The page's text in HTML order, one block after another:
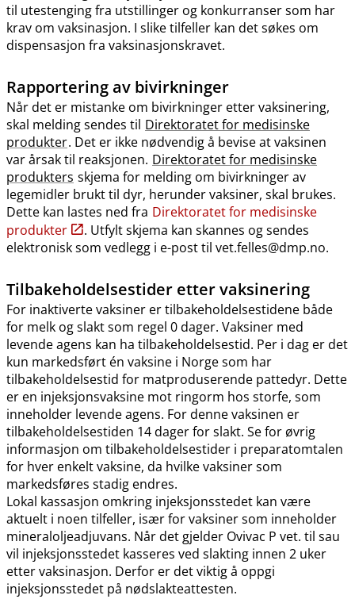
til utestenging fra utstillinger og konkurranser som har
krav om vaksinasjon. I slike tilfeller kan det søkes om
dispensasjon fra vaksinasjonskravet.
Rapportering av bivirkninger
Når det er mistanke om bivirkninger etter vaksinering,
skal melding sendes til Direktoratet for medisinske
produkter. Det er ikke nødvendig å bevise at vaksinen
var årsak til reaksjonen. Direktoratet for medisinske
produkters skjema for melding om bivirkninger av
legemidler brukt til dyr, herunder vaksiner, skal brukes.
Dette kan lastes ned fra Direktoratet for medisinske
produkter
. Utfylt skjema kan skannes og sendes
elektronisk som vedlegg i e-post til vet.felles@dmp.no.
Tilbakeholdelsestider etter vaksinering
For inaktiverte vaksiner er tilbakeholdelsestidene både
for melk og slakt som regel 0 dager. Vaksiner med
levende agens kan ha tilbakeholdelsestid. Per i dag er det
kun markedsført én vaksine i Norge som har
tilbakeholdelsestid for matproduserende pattedyr. Dette
er en injeksjonsvaksine mot ringorm hos storfe, som
inneholder levende agens. For denne vaksinen er
tilbakeholdelsestiden 14 dager for slakt. Se for øvrig
informasjon om tilbakeholdelsestider i preparatomtalen
for hver enkelt vaksine, da hvilke vaksiner som
markedsføres stadig endres.
Lokal kassasjon omkring injeksjonsstedet kan være
aktuelt i noen tilfeller, især for vaksiner som inneholder
mineraloljeadjuvans. Når det gjelder Ovivac P vet. til sau
vil injeksjonsstedet kasseres ved slakting innen 2 uker
etter vaksinasjon. Derfor er det viktig å oppgi
injeksjonsstedet på nødslakteattesten.